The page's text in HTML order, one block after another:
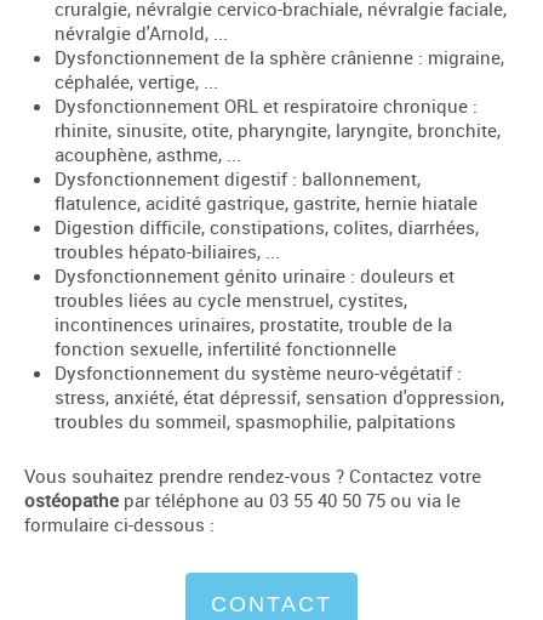
cruralgie, névralgie cervico-brachiale, névralgie faciale,
névralgie d'Arnold, ...
Dysfonctionnement de la sphère crânienne : migraine,
céphalée, vertige, ...
Dysfonctionnement ORL et respiratoire chronique :
rhinite, sinusite, otite, pharyngite, laryngite, bronchite,
acouphène, asthme, ...
Dysfonctionnement digestif : ballonnement,
flatulence, acidité gastrique, gastrite, hernie hiatale
Digestion difficile, constipations, colites, diarrhées,
troubles hépato-biliaires, ...
Dysfonctionnement génito urinaire : douleurs et
troubles liées au cycle menstruel, cystites,
incontinences urinaires, prostatite, trouble de la
fonction sexuelle, infertilité fonctionnelle
Dysfonctionnement du système neuro-végétatif :
stress, anxiété, état dépressif, sensation d'oppression,
troubles du sommeil, spasmophilie, palpitations
Vous souhaitez prendre rendez-vous ? Contactez votre
ostéopathe par téléphone au 03 55 40 50 75 ou via le
formulaire ci-dessous :
CONTACT